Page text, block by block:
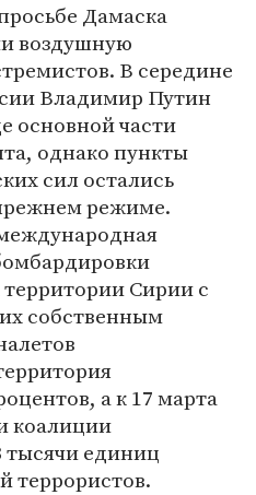
Дамаска
воздушную
В середине
Владимир Путин
основной части
однако пункты
сил остались
режиме.
Сирии с
собственным
а к 17 марта
коалиции
тысячи единиц
террористов.